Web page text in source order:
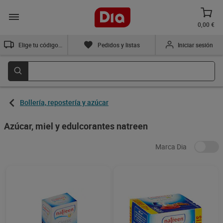
0,00 €
Pedidos y listas Iniciar sesión
Bollería, repostería y azúcar
Azúcar, miel y edulcorantes natreen
Marca Dia